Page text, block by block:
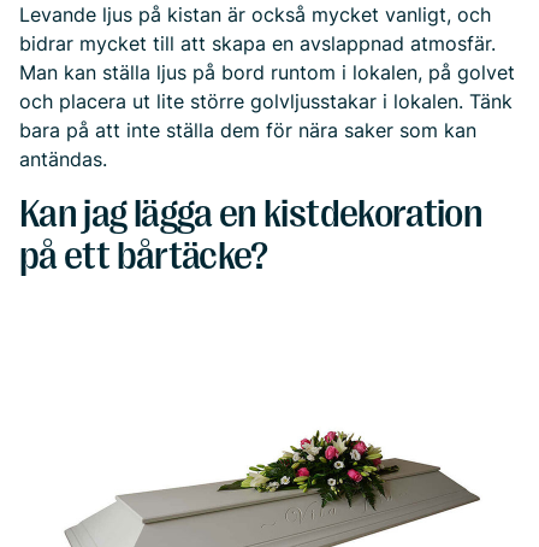
Levande ljus på kistan är också mycket vanligt, och
bidrar mycket till att skapa en avslappnad atmosfär.
Man kan ställa ljus på bord runtom i lokalen, på golvet
och placera ut lite större golvljusstakar i lokalen. Tänk
bara på att inte ställa dem för nära saker som kan
antändas.
Kan jag lägga en kistdekoration
på ett bårtäcke?